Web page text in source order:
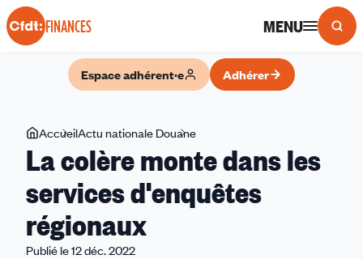
Panneau de gestion des cookies
FINANCES MENU
Espace adhérent·e Adhérer
Vous
êtes
ici
AccueilActu nationale Douane
colère
monte
dans
La colère monte dans les
services d'enquêtes
régionaux
Publié le 12 déc. 2022